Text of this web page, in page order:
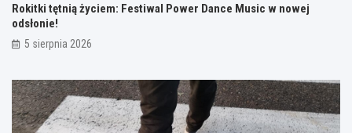
Rokitki tętnią życiem: Festiwal Power Dance Music w nowej
odsłonie!
5 sierpnia 2026